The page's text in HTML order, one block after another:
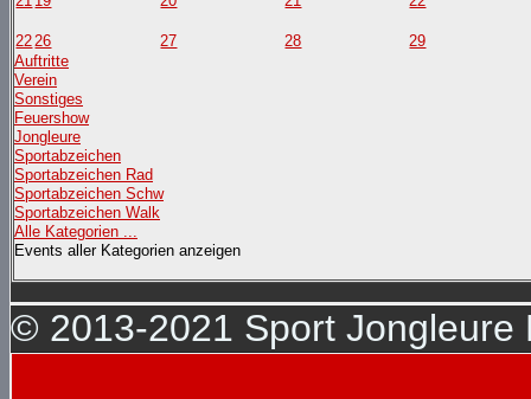
22 26 27 28
29
Auftritte
Verein
Sonstiges
Feuershow
Jongleure
Sportabzeichen
Sportabzeichen Rad
Sportabzeichen Schw
Sportabzeichen Walk
Alle Kategorien ...
Events aller Kategorien anzeigen
© 2013-2021 Sport Jongleure